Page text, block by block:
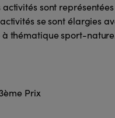
sont
se sont élargies
à thématique sport-